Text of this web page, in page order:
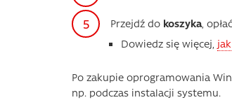
Przejdź do koszyka,
Dowiedz się więcej,
Po zakupie oprogramowania
np. podczas instalacji systemu.